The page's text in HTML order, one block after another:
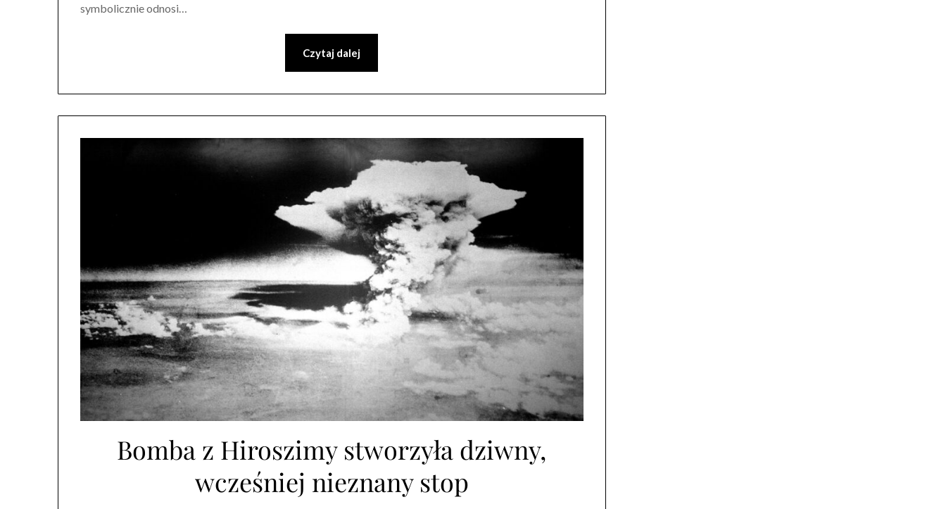
symbolicznie odnosi…
Czytaj dalej
Bomba z Hiroszimy stworzyła dziwny,
wcześniej nieznany stop